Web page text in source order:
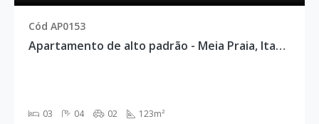
Cód AP0153
Apartamento de alto padrão - Meia Praia, Itapema - AP0153
03 04 02 123m²